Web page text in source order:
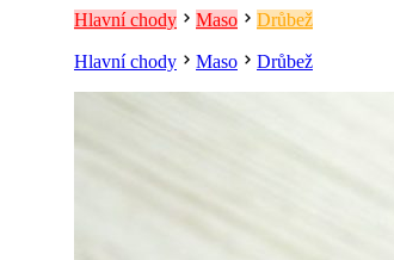
Hlavní chody Maso Drůbež
Hlavní chody Maso Drůbež